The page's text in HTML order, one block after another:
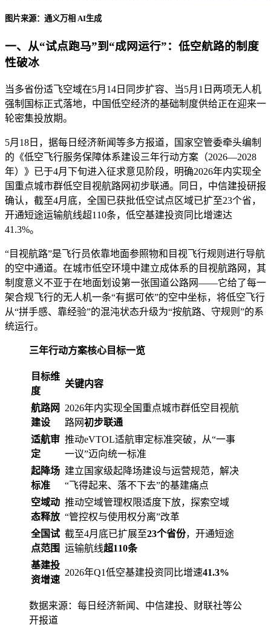
图片来源：通义万相 AI生成
一、从“试点跑马”到“成网运行”：低空航路的制度
性破冰
当多省份适飞空域在5月14日同步扩容、当5月1日两项无人机
强制国标正式落地，中国低空经济的基础制度供给正在迎来一
轮密集投放期。
5月18日，据每日经济新闻等多方报道，国家空管委牵头编制
的《低空飞行服务保障体系建设三年行动方案（2026—2028
年）》已于4月下旬进入征求意见阶段，明确2026年内实现全
国重点城市群低空目视航路网初步联通。同日，中信建投研报
确认，截至4月底，全国已获批低空试点区域已扩至23个省，
开通短途运输航线超110条，低空基建投资同比增速达
41.3%。
“目视航路”是飞行员依靠地面参照物和目视飞行规则进行导航
的空中通道。在城市低空环境中建立成体系的目视航路网，其
制度意义不亚于在地面划设第一张国道公路网——它给了每一
架合规飞行的无人机一条“有据可依”的空中坐标，将低空飞行
从“拼手感、靠经验”的混沌状态升级为“按航路、守规则”的系
统运行。
三年行动方案核心目标一览
目标维
度
关键内容
航路网
建设
2026年内实现全国重点城市群低空目视航
路网初步联通
适航审
定
推动eVTOL适航审定标准突破，从“一事
一议”迈向统一标准
起降场
标准
建立国家级起降场建设与运营规范，解决
“飞得起来、落不下去”的基建痛点
空域动
态释放
推动空域管理权限适度下放，探索空域
“管控权与使用权分离”改革
全国试
点范围
截至4月底已扩展至23个省份，开通短途
运输航线超110条
基建投
资增速
2026年Q1低空基建投资同比增速41.3%
数据来源：每日经济新闻、中信建投、财联社等公
开报道